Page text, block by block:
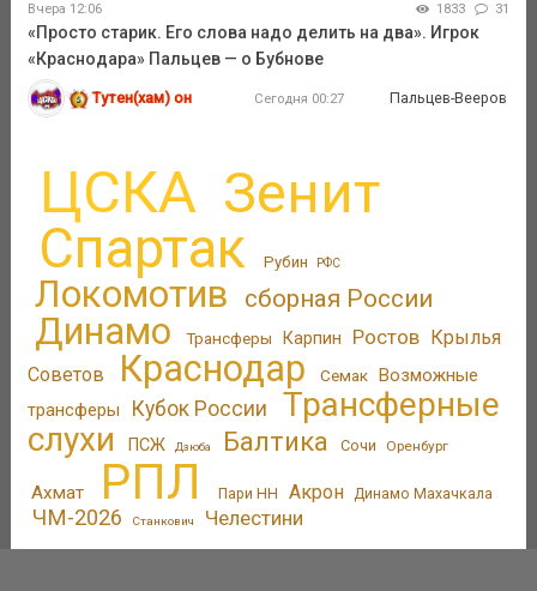
Вчера 12:06 1833 31
«Просто старик. Его слова надо делить на два». Игрок
«Краснодара» Пальцев — о Бубнове
Тутен(хам) он Сегодня 00:27 Пальцев-Вееров
ЦСКА Зенит
Спартак Рубин РФС
Локомотив сборная России
Динамо Трансферы Карпин Ростов Крылья
Советов
Краснодар Семак Возможные
трансферы
Кубок России
Трансферные
слухи
ПСЖ Дзюба Балтика Сочи Оренбург
Ахмат РПЛ Пари НН Акрон Динамо Махачкала
ЧМ-2026 Станкович Челестини